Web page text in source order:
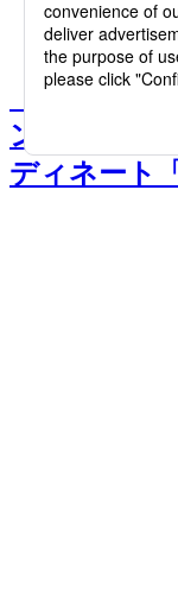
クールスタイ
フ スタイル～
【特集】メ
ントが提案
ディネート